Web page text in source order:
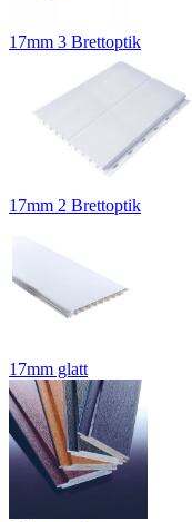
17mm 3 Brettoptik
17mm 2 Brettoptik
17mm glatt